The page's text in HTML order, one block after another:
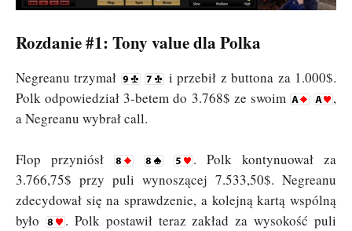
Rozdanie #1: Tony value dla Polka
Negreanu trzymał
i przebił z buttona za 1.000$.
Polk odpowiedział 3-betem do 3.768$ ze swoim
,
a Negreanu wybrał call.
Flop przyniósł
. Polk kontynuował za
3.766,75$ przy puli wynoszącej 7.533,50$. Negreanu
zdecydował się na sprawdzenie, a kolejną kartą wspólną
było
. Polk postawił teraz zakład za wysokość puli